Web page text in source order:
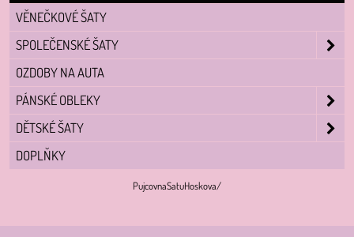
VĚNEČKOVÉ ŠATY
SPOLEČENSKÉ ŠATY
OZDOBY NA AUTA
PÁNSKÉ OBLEKY
DĚTSKÉ ŠATY
DOPLŇKY
PujcovnaSatuHoskova/